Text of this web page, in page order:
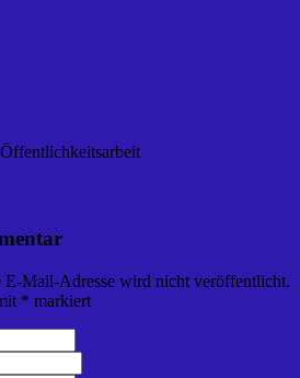
E-Mail-Adresse wird nicht veröffentlicht.
* markiert